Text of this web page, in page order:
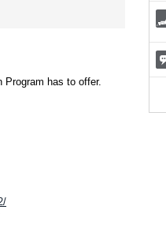
Program has to offer.